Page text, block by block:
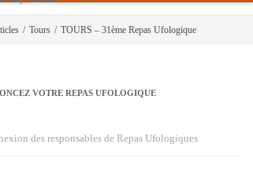
/ Tours / TOURS – 31ème Repas Ufologique
VOTRE REPAS UFOLOGIQUE
des responsables de Repas Ufologiques